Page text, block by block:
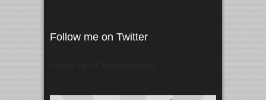
Follow me on Twitter